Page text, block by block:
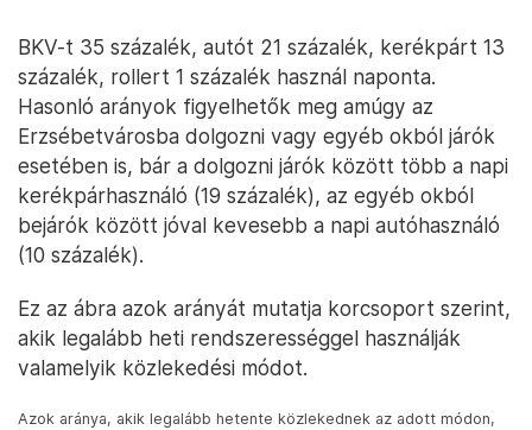
BKV-t 35 százalék, autót 21 százalék, kerékpárt 13
százalék, rollert 1 százalék használ naponta.
Hasonló arányok figyelhetők meg amúgy az
Erzsébetvárosba dolgozni vagy egyéb okból járók
esetében is, bár a dolgozni járók között több a napi
kerékpárhasználó (19 százalék), az egyéb okból
bejárók között jóval kevesebb a napi autóhasználó
(10 százalék).
Ez az ábra azok arányát mutatja korcsoport szerint,
akik legalább heti rendszerességgel használják
valamelyik közlekedési módot.
Azok aránya, akik legalább hetente közlekednek az adott módon,